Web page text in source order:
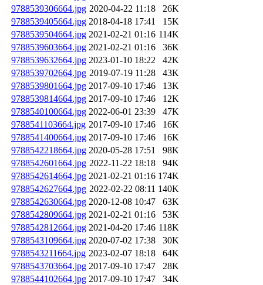
9788539306664.jpg 2020-04-22 11:18
26K
9788539405664.jpg 2018-04-18 17:41
15K
9788539504664.jpg 2021-02-21 01:16 114K
9788539603664.jpg 2021-02-21 01:16
36K
9788539632664.jpg 2023-01-10 18:22
42K
9788539702664.jpg 2019-07-19 11:28
43K
9788539801664.jpg 2017-09-10 17:46
13K
9788539814664.jpg 2017-09-10 17:46
12K
9788540100664.jpg 2022-06-01 23:39
47K
9788541103664.jpg 2017-09-10 17:46
16K
9788541400664.jpg 2017-09-10 17:46
16K
9788542218664.jpg 2020-05-28 17:51
98K
9788542601664.jpg 2022-11-22 18:18
94K
9788542614664.jpg 2021-02-21 01:16 174K
9788542627664.jpg 2022-02-22 08:11 140K
9788542630664.jpg 2020-12-08 10:47
63K
9788542809664.jpg 2021-02-21 01:16
53K
9788542812664.jpg 2021-04-20 17:46 118K
9788543109664.jpg 2020-07-02 17:38
30K
9788543211664.jpg 2023-02-07 18:18
64K
9788543703664.jpg 2017-09-10 17:47
28K
9788544102664.jpg 2017-09-10 17:47
34K